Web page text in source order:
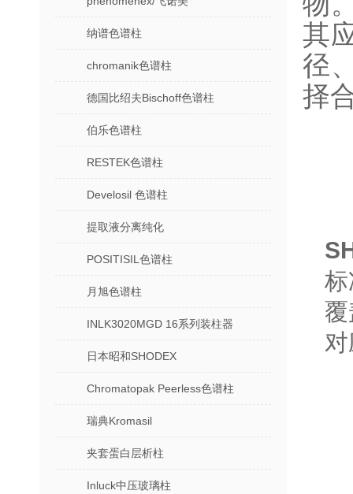
纳谱色谱柱
chromanik色谱柱
德国比绍夫Bischoff色谱柱
伯乐色谱柱
RESTEK色谱柱
Develosil 色谱柱
提取液分离纯化
POSITISIL色谱柱
月旭色谱柱
INLK3020MGD 16系列装柱器
日本昭和SHODEX
Chromatopak Peerless色谱柱
瑞典Kromasil
夹套蛋白层析柱
Inluck中压玻璃柱
其
径
择